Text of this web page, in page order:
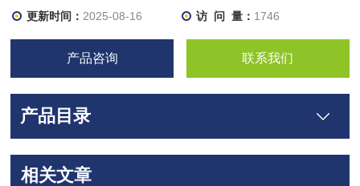
更新时间： 2025-08-16 访 问 量： 1746
产品咨询 联系我们
产品目录
相关文章